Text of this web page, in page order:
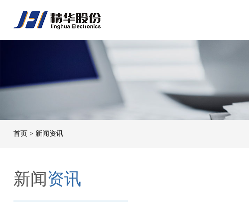
首页 > 新闻资讯
新闻资讯